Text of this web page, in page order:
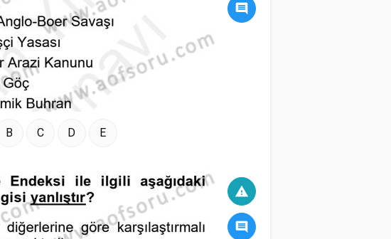
comment
B C D E
warning
comment